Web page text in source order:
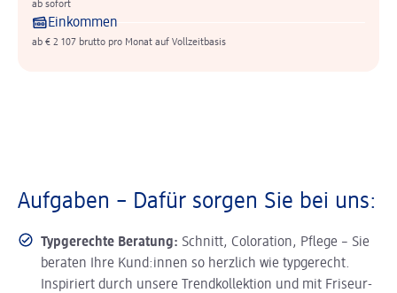
ab sofort
Einkommen
ab € 2 107 brutto pro Monat auf Vollzeitbasis
Aufgaben – Dafür sorgen Sie bei uns:
Typgerechte Beratung: Schnitt, Coloration, Pflege – Sie
beraten Ihre Kund:innen so herzlich wie typgerecht.
Inspiriert durch unsere Trendkollektion und mit Friseur-